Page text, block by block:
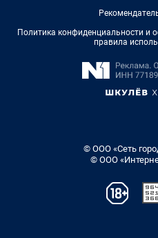
Политика конфиденциальности и
правила
© ООО «Сеть
© ООО